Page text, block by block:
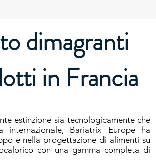
dimagranti
in Francia
estinzione sia tecnologicamente che
internazionale, Bariatrix Europe ha
e nella progettazione di alimenti su
con una gamma completa di